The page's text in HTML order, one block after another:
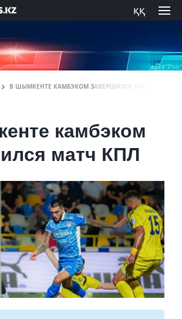
ққ
В ШЫМКЕНТЕ КАМБЭКОМ ЗАВЕРШИЛСЯ МАТЧ КПЛ
камбэком
матч КПЛ